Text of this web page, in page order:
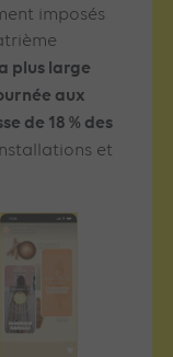
imposés
plus large
aux
de 18 % des
et